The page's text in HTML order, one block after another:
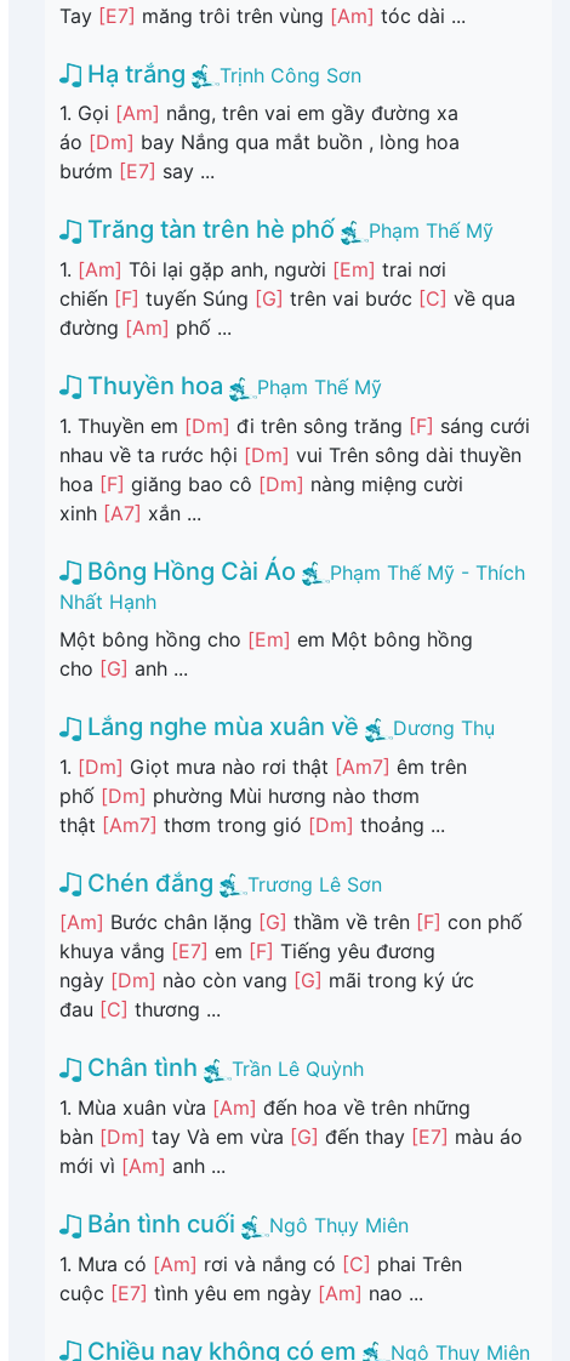
Tay [E7] măng trôi trên vùng [Am] tóc dài ...
Hạ trắng
Trịnh Công Sơn
1. Gọi [Am] nắng, trên vai em gầy đường xa
áo [Dm] bay Nắng qua mắt buồn , lòng hoa
bướm [E7] say ...
Trăng tàn trên hè phố
Phạm Thế Mỹ
1. [Am] Tôi lại gặp anh, người [Em] trai nơi
chiến [F] tuyến Súng [G] trên vai bước [C] về qua
đường [Am] phố ...
Thuyền hoa
Phạm Thế Mỹ
1. Thuyền em [Dm] đi trên sông trăng [F] sáng cưới
nhau về ta rước hội [Dm] vui Trên sông dài thuyền
hoa [F] giăng bao cô [Dm] nàng miệng cười
xinh [A7] xắn ...
Bông Hồng Cài Áo
Phạm Thế Mỹ - Thích
Nhất Hạnh
Một bông hồng cho [Em] em Một bông hồng
cho [G] anh ...
Lắng nghe mùa xuân về
Dương Thụ
1. [Dm] Giọt mưa nào rơi thật [Am7] êm trên
phố [Dm] phường Mùi hương nào thơm
thật [Am7] thơm trong gió [Dm] thoảng ...
Chén đắng
Trương Lê Sơn
[Am] Bước chân lặng [G] thầm về trên [F] con phố
khuya vắng [E7] em [F] Tiếng yêu đương
ngày [Dm] nào còn vang [G] mãi trong ký ức
đau [C] thương ...
Chân tình
Trần Lê Quỳnh
1. Mùa xuân vừa [Am] đến hoa về trên những
bàn [Dm] tay Và em vừa [G] đến thay [E7] màu áo
mới vì [Am] anh ...
Bản tình cuối
Ngô Thụy Miên
1. Mưa có [Am] rơi và nắng có [C] phai Trên
cuộc [E7] tình yêu em ngày [Am] nao ...
Chiều nay không có em Ngô Thụy Miên